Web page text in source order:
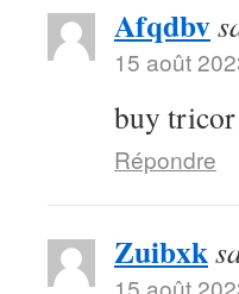
Afqdbv
15 août
buy tricor
Répondre
Zuibxk
15 août